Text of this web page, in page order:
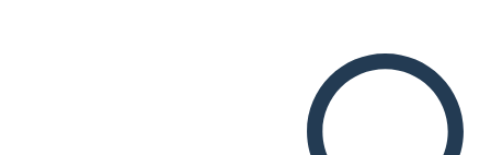
CREATE A STORYBOARD
PLAY SLIDESHOW
READ TO ME